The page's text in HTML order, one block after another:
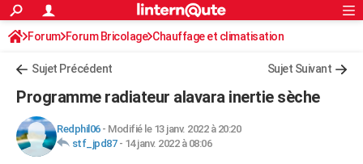
ACTUALITÉS
Politique
Société
Faits Divers
Education
Monde
Villes
+
FINANCE
Retraite
Impôts
Epargne
Immobilier
Risques naturels par ville
Banque
Assurance
Crédit
AUTO
Rechercher
S'inscrire
Connexion
Forum Forum Bricolage Chauffage et climatisation
Chauffage électrique /solaire
Sujet Précédent Sujet Suivant
Programme radiateur alavara inertie sèche
Redphil06- Modifié le 13 janv. 2022 à 20:20
stf_jpd87- 14 janv. 2022 à 08:06